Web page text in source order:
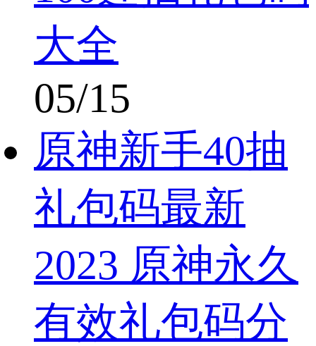
大全
05/15
原神新手40抽
礼包码最新
2023 原神永久
有效礼包码分